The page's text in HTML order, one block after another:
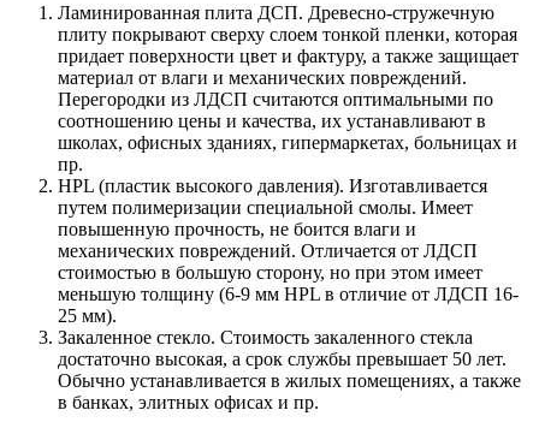
Ламинированная плита ДСП. Древесно-стружечную
плиту покрывают сверху слоем тонкой пленки, которая
придает поверхности цвет и фактуру, а также защищает
материал от влаги и механических повреждений.
Перегородки из ЛДСП считаются оптимальными по
соотношению цены и качества, их устанавливают в
школах, офисных зданиях, гипермаркетах, больницах и
пр.
HPL (пластик высокого давления). Изготавливается
путем полимеризации специальной смолы. Имеет
повышенную прочность, не боится влаги и
механических повреждений. Отличается от ЛДСП
стоимостью в большую сторону, но при этом имеет
меньшую толщину (6-9 мм HPL в отличие от ЛДСП 16-
25 мм).
Закаленное стекло. Стоимость закаленного стекла
достаточно высокая, а срок службы превышает 50 лет.
Обычно устанавливается в жилых помещениях, а также
в банках, элитных офисах и пр.